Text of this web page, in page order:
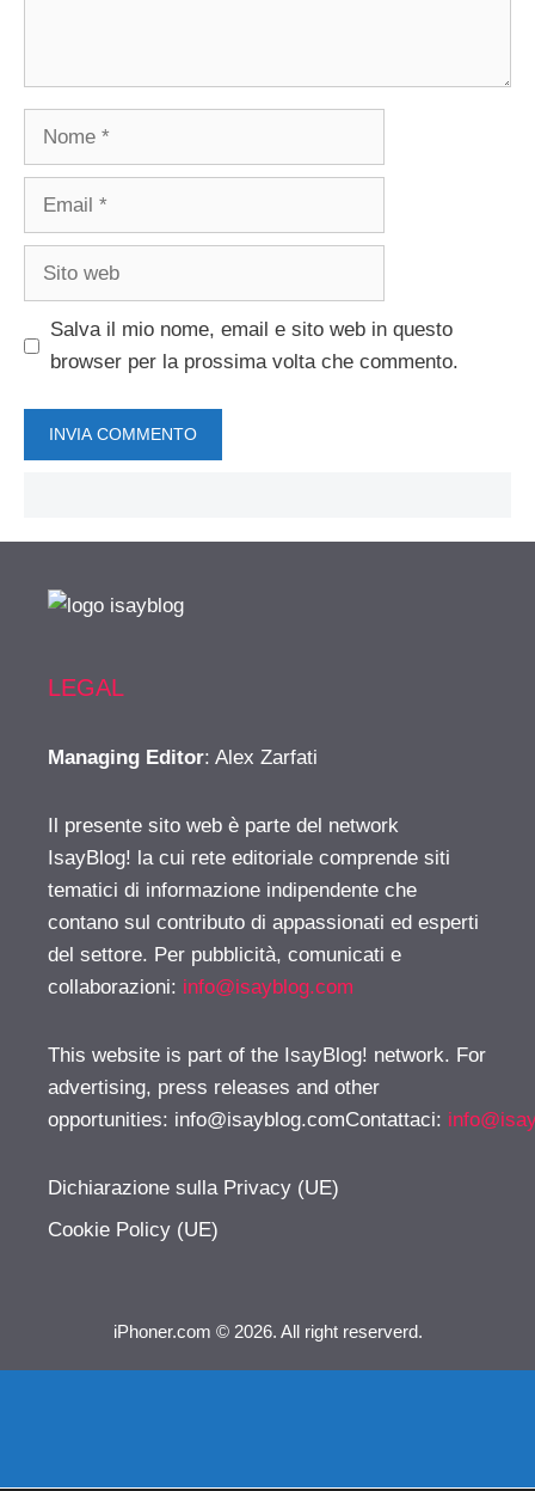
Nome
Email
Sito
Salva il mio nome, email e sito web in questo
browser per la prossima volta che commento.
LEGAL
Managing Editor: Alex Zarfati
Il presente sito web è parte del network
IsayBlog! la cui rete editoriale comprende siti
tematici di informazione indipendente che
contano sul contributo di appassionati ed esperti
del settore. Per pubblicità, comunicati e
collaborazioni: info@isayblog.com
This website is part of the IsayBlog! network. For
advertising, press releases and other
opportunities: info@isayblog.comContattaci:
Dichiarazione sulla Privacy (UE)
Cookie Policy (UE)
iPhoner.com © 2026. All right reserverd.